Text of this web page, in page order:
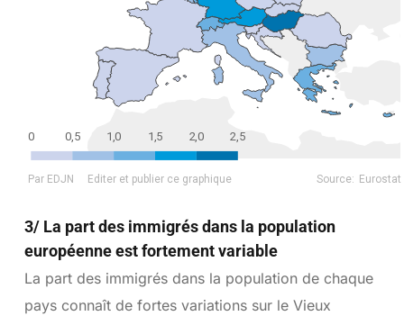
3/ La part des immigrés dans la population
européenne est fortement variable
La part des immigrés dans la population de chaque
pays connaît de fortes variations sur le Vieux